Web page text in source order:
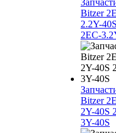
Bitzer
2.2Y-40S
2EC-
Bitzer
2Y-40S
3Y-40S